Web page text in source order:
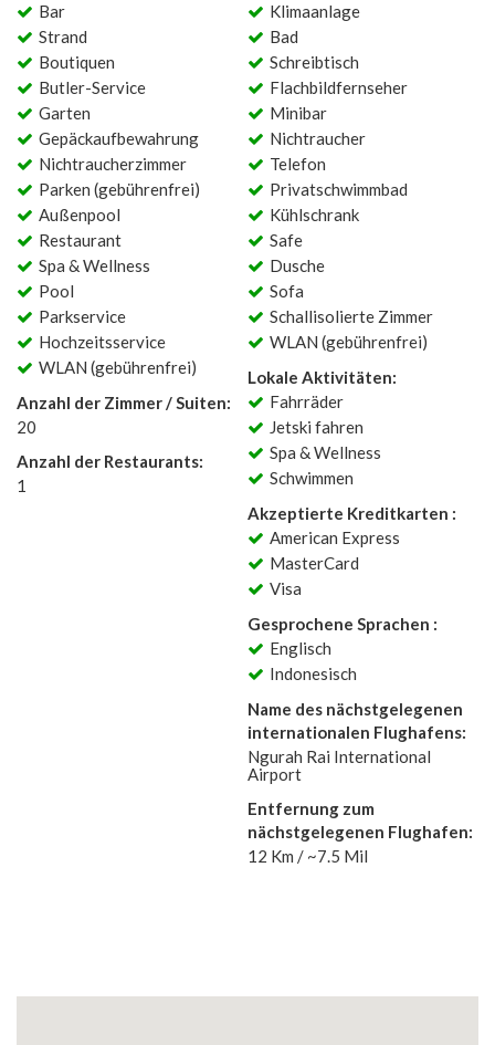
Bar
Strand
Boutiquen
Butler-Service
Garten
Gepäckaufbewahrung
Nichtraucherzimmer
Parken (gebührenfrei)
Außenpool
Restaurant
Spa & Wellness
Pool
Parkservice
Hochzeitsservice
WLAN (gebührenfrei)
Anzahl der Zimmer / Suiten:
20
Anzahl der Restaurants:
1
Klimaanlage
Bad
Schreibtisch
Flachbildfernseher
Minibar
Nichtraucher
Telefon
Privatschwimmbad
Kühlschrank
Safe
Dusche
Sofa
Schallisolierte Zimmer
WLAN (gebührenfrei)
Lokale Aktivitäten:
Fahrräder
Jetski fahren
Spa & Wellness
Schwimmen
Akzeptierte Kreditkarten :
American Express
MasterCard
Visa
Gesprochene Sprachen :
Englisch
Indonesisch
Name des nächstgelegenen
internationalen Flughafens:
Ngurah Rai International
Airport
Entfernung zum
nächstgelegenen Flughafen:
12 Km / ~7.5 Mil